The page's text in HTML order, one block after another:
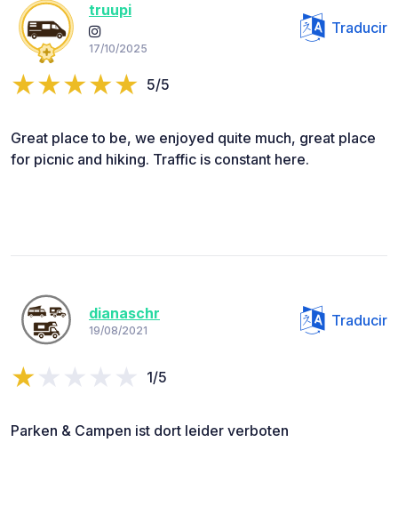
truupi
17/10/2025
Traducir
5/5
Great place to be, we enjoyed quite much, great place
for picnic and hiking. Traffic is constant here.
dianaschr
19/08/2021
Traducir
1/5
Parken & Campen ist dort leider verboten